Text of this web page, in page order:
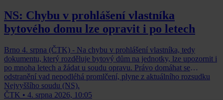
NS: Chybu v prohlášení vlastníka
bytového domu lze opravit i po letech
Brno 4. srpna (ČTK) - Na chybu v prohlášení vlastníka, tedy
dokumentu, který rozděluje bytový dům na jednotky, lze upozornit i
po mnoha letech a žádat u soudu opravu. Právo domáhat se
odstranění vad nepodléhá promlčení, plyne z aktuálního rozsudku
Nejvyššího soudu (NS).
ČTK • 4. srpna 2026, 10:05